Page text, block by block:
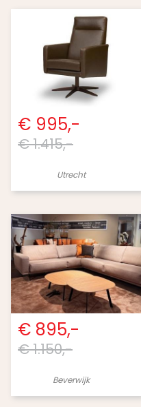
€ 995,-
€ 1.415,-
Utrecht
€ 895,-
€ 1.150,-
Beverwijk